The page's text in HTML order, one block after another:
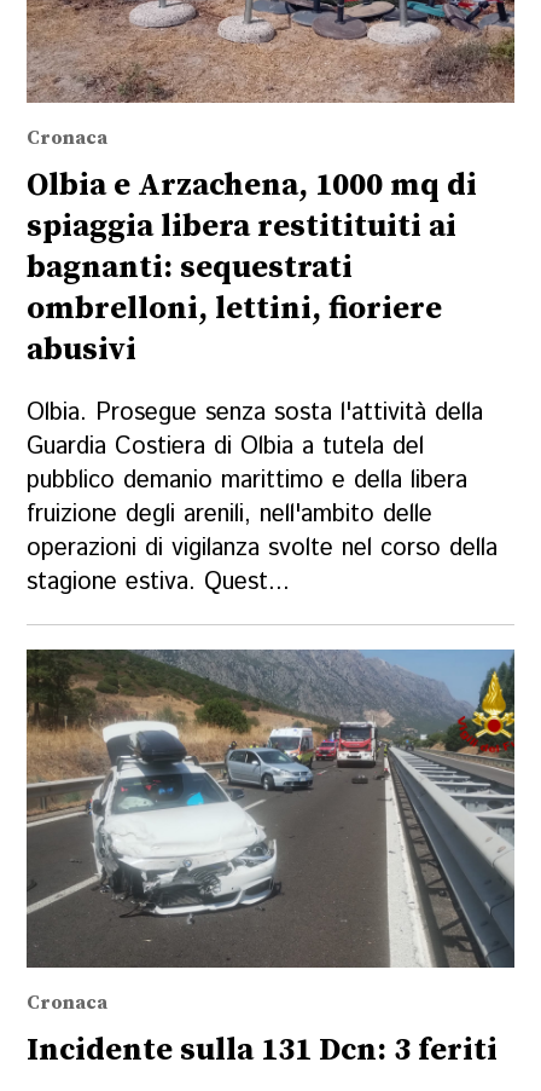
Cronaca
Olbia e Arzachena, 1000 mq di
spiaggia libera restitituiti ai
bagnanti: sequestrati
ombrelloni, lettini, fioriere
abusivi
Olbia. Prosegue senza sosta l'attività della
Guardia Costiera di Olbia a tutela del
pubblico demanio marittimo e della libera
fruizione degli arenili, nell'ambito delle
operazioni di vigilanza svolte nel corso della
stagione estiva. Quest...
Cronaca
Incidente sulla 131 Dcn: 3 feriti